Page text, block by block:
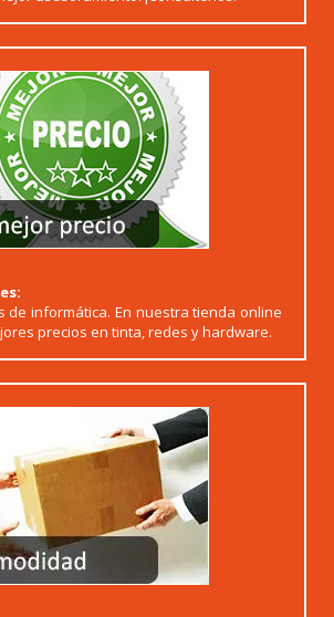
de informática. En nuestra tienda online
precios en tinta, redes y hardware.